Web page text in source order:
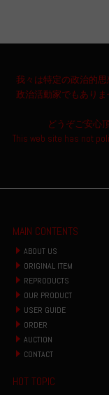
我々は特定の政治的思
政治活動家でもあり
どうぞご安心
This web site has not
MAIN CONTENTS
ABOUT US
ORIGINAL ITEM
REPRODUCTS
OUR PRODUCT
USER GUIDE
ORDER
AUCTION
CONTACT
HOT TOPIC